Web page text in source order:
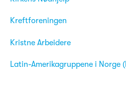
Kreftforeningen
Kristne Arbeidere
Latin-Amerikagruppene i Norge